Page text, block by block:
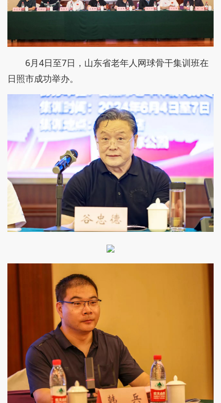
6月4日至7日，山东省老年人网球骨干集训班在
日照市成功举办。